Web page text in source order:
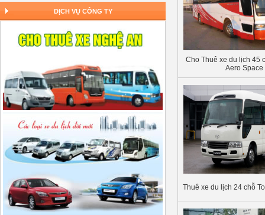
DỊCH VỤ CÔNG TY
Cho Thuê xe du lịch 45
Aero Space
Thuê xe du lịch 24 chỗ